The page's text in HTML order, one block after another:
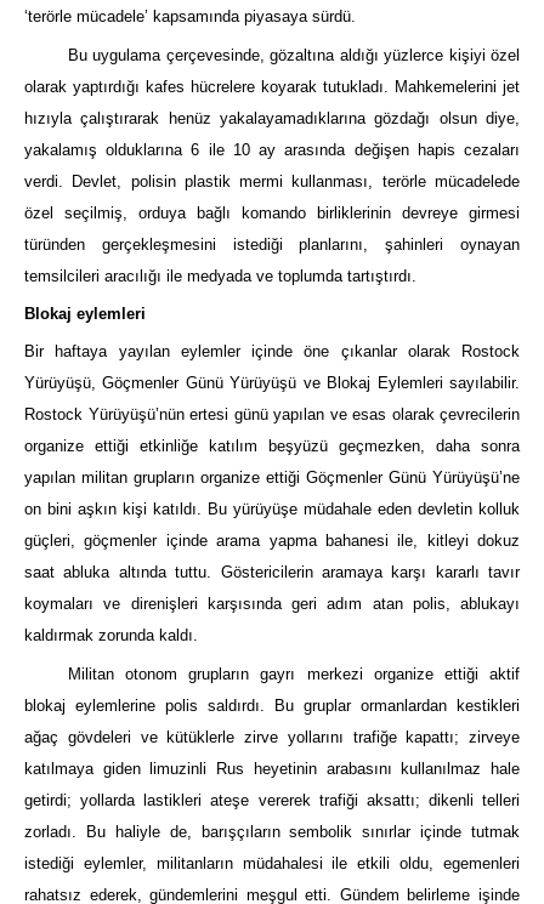
‘terörle mücadele’ kapsamında piyasaya sürdü.
Bu uygulama çerçevesinde, gözaltına aldığı yüzlerce kişiyi özel
olarak yaptırdığı kafes hücrelere koyarak tutukladı. Mahkemelerini jet
hızıyla çalıştırarak henüz yakalayamadıklarına gözdağı olsun diye,
yakalamış olduklarına 6 ile 10 ay arasında değişen hapis cezaları
verdi. Devlet, polisin plastik mermi kullanması, terörle mücadelede
özel seçilmiş, orduya bağlı komando birliklerinin devreye girmesi
türünden gerçekleşmesini istediği planlarını, şahinleri oynayan
temsilcileri aracılığı ile medyada ve toplumda tartıştırdı.
Blokaj eylemleri
Bir haftaya yayılan eylemler içinde öne çıkanlar olarak Rostock
Yürüyüşü, Göçmenler Günü Yürüyüşü ve Blokaj Eylemleri sayılabilir.
Rostock Yürüyüşü’nün ertesi günü yapılan ve esas olarak çevrecilerin
organize ettiği etkinliğe katılım beşyüzü geçmezken, daha sonra
yapılan militan grupların organize ettiği Göçmenler Günü Yürüyüşü’ne
on bini aşkın kişi katıldı. Bu yürüyüşe müdahale eden devletin kolluk
güçleri, göçmenler içinde arama yapma bahanesi ile, kitleyi dokuz
saat abluka altında tuttu. Göstericilerin aramaya karşı kararlı tavır
koymaları ve direnişleri karşısında geri adım atan polis, ablukayı
kaldırmak zorunda kaldı.
Militan otonom grupların gayrı merkezi organize ettiği aktif
blokaj eylemlerine polis saldırdı. Bu gruplar ormanlardan kestikleri
ağaç gövdeleri ve kütüklerle zirve yollarını trafiğe kapattı; zirveye
katılmaya giden limuzinli Rus heyetinin arabasını kullanılmaz hale
getirdi; yollarda lastikleri ateşe vererek trafiği aksattı; dikenli telleri
zorladı. Bu haliyle de, barışçıların sembolik sınırlar içinde tutmak
istediği eylemler, militanların müdahalesi ile etkili oldu, egemenleri
rahatsız ederek, gündemlerini meşgul etti. Gündem belirleme işinde